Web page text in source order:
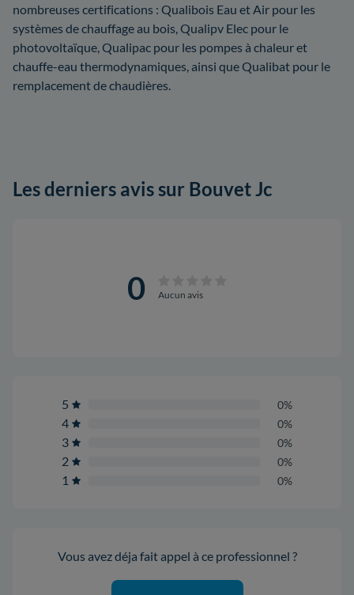
nombreuses certifications : Qualibois Eau et Air pour les
systèmes de chauffage au bois, Qualipv Elec pour le
photovoltaïque, Qualipac pour les pompes à chaleur et
chauffe-eau thermodynamiques, ainsi que Qualibat pour le
remplacement de chaudières.
Les derniers avis sur Bouvet Jc
0 Aucun avis
5 0%
4 0%
3 0%
2 0%
1 0%
Vous avez déja fait appel à ce professionnel ?